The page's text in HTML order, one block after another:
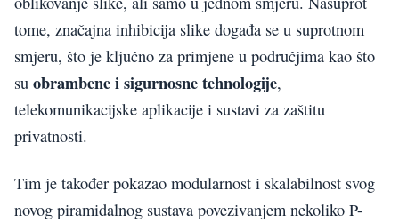
tome, značajna inhibicija slike događa se u suprotnom
smjeru, što je ključno za primjene u područjima kao što
su obrambene i sigurnosne tehnologije,
telekomunikacijske aplikacije i sustavi za zaštitu
privatnosti.
Tim je također pokazao modularnost i skalabilnost svog
novog piramidalnog sustava povezivanjem nekoliko P-